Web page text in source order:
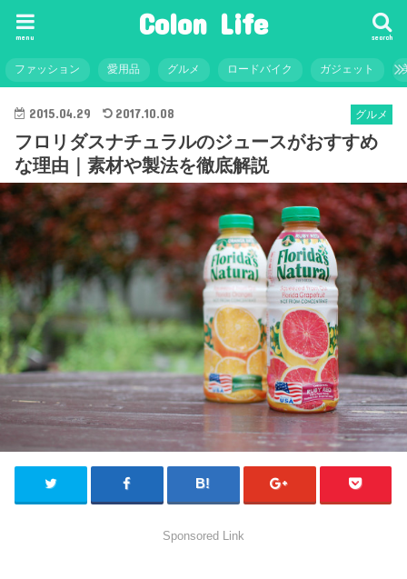
Colon Life search
menu
ファッション 愛用品 グルメ ロードバイク ガジェット
グルメ
2015.04.29 2017.10.08
フロリダスナチュラルのジュースがおすすめ
な理由｜素材や製法を徹底解説
Sponsored Link